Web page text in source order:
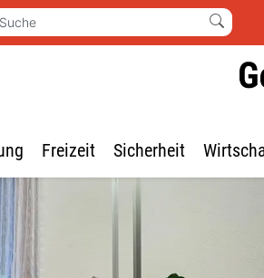
Suche
Freizeit Sicherheit